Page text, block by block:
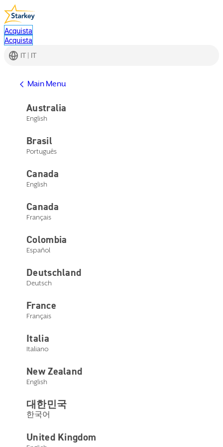
Acquista
Acquista
IT | IT
Main Menu
Australia
English
Brasil
Português
Canada
English
Canada
Français
Colombia
Español
Deutschland
Deutsch
France
Français
Italia
Italiano
New Zealand
English
대한민국
한국어
United Kingdom
Gli anni 2020
Gli anni 2010
Gli anni 2000
Gli anni 1990